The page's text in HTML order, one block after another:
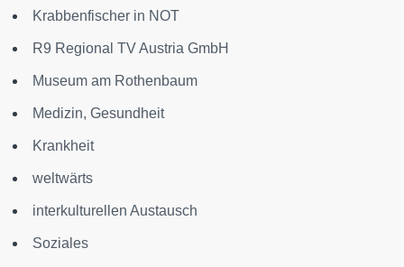
Krabbenfischer in NOT
R9 Regional TV Austria GmbH
Museum am Rothenbaum
Medizin, Gesundheit
Krankheit
weltwärts
interkulturellen Austausch
Soziales